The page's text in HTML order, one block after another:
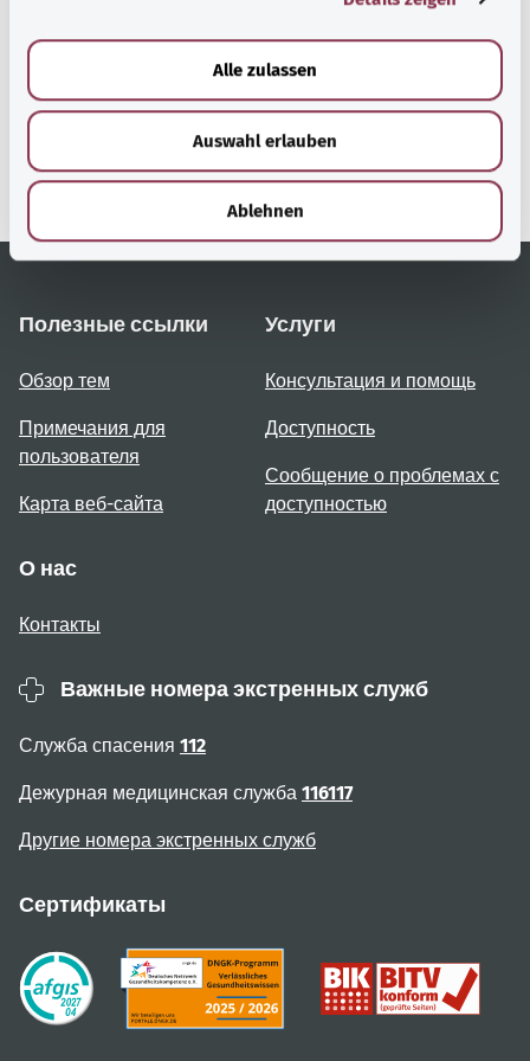
Alle zulassen
Auswahl erlauben
Ablehnen
gesund.bund.de
Сервис министерства
Bundesministerium für
министерство
здравоохранения).
Полезные ссылки
Обзор тем
Примечания для
пользователя
Карта веб-сайта
Услуги
Консультация и помощь
Доступность
Сообщение о проблемах с
доступностью
О нас
Контакты
Важные номера экстренных служб
Служба спасения 112
Дежурная медицинская служба 116117
Другие номера экстренных служб
Сертификаты